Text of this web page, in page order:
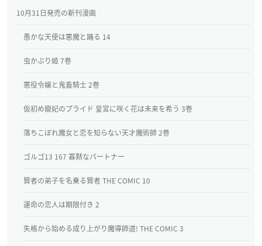
10月31日発売の新刊漫画
愚かな天使は悪魔と踊る 14
虫かぶり姫 7巻
悪役令嬢と鬼畜騎士 2巻
仮初め寵妃のプライド 皇宮に咲く花は未来を希う 3巻
落ちこぼれ魔女と恋を知らない天才魔術師 2巻
ゴルゴ13 167 寡黙なパートナー
賢者の弟子を名乗る賢者 THE COMIC 10
運命の恋人は期限付き 2
失格から始める成り上がり魔導師道! THE COMIC 3